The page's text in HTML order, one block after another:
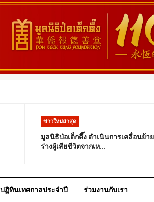
ข่าวใหม่ล่าสุด
มูลนิธิป่อเต็กตึ๊ง ดำเนินการเคลื่อนย้าย
ร่างผู้เสียชีวิตจากเห...
ปฏิทินเทศกาลประจำปี ร่วมงานกับเรา